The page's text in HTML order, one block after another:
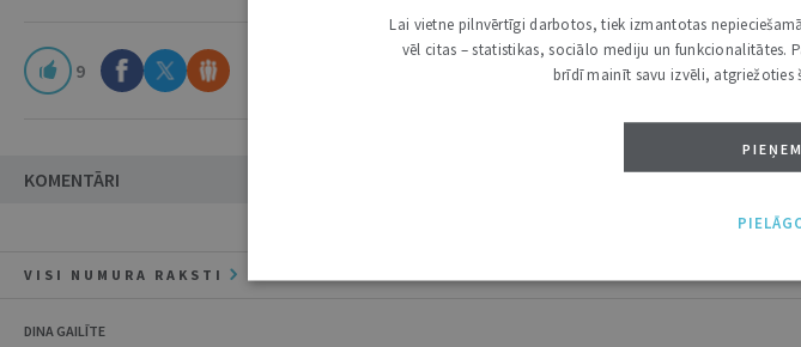
9
KOMENTĀRI
VISI NUMURA RAKSTI
DINA GAILĪTE
Lai vietne pilnvērtīgi darbotos, tiek izmantotas
vēl citas – statistikas, sociālo mediju un funkcionalitātes.
brīdī mainīt savu izvēli, atgriežoties